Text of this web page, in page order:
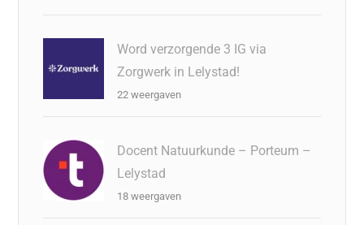
Word verzorgende 3 IG via
Zorgwerk in Lelystad!
22 weergaven
Docent Natuurkunde – Porteum –
Lelystad
18 weergaven